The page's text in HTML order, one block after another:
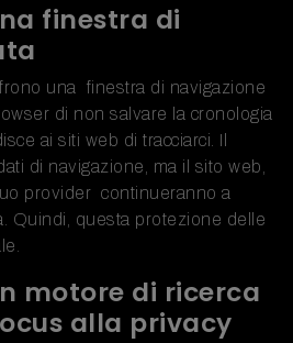
finestra di
una finestra di navigazione
di non salvare la cronologia
ai siti web di tracciarci. Il
di navigazione, ma il sito web,
provider continueranno a
Quindi, questa protezione delle
motore di ricerca
alla privacy